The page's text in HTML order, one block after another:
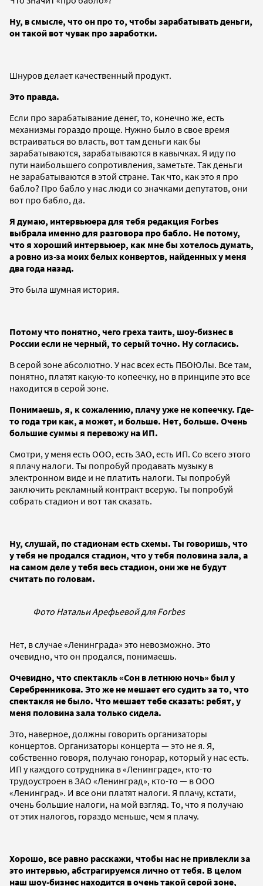
Ну, в смысле, что он про то, чтобы зарабатывать деньги,
он такой вот чувак про заработки.
Шнуров делает качественный продукт.
Это правда.
Если про зарабатывание денег, то, конечно же, есть
механизмы гораздо проще. Нужно было в свое время
встраиваться во власть, вот там деньги как бы
зарабатываются, зарабатываются в кавычках. Я иду по
пути наибольшего сопротивления, заметьте. Так деньги
не зарабатываются в этой стране. Так что, как это я про
бабло? Про бабло у нас люди со значками депутатов, они
вот про бабло, да.
Я думаю, интервьюера для тебя редакция Forbes
выбрала именно для разговора про бабло. Не потому,
что я хороший интервьюер, как мне бы хотелось думать,
а ровно из-за моих белых конвертов, найденных у меня
два года назад.
Это была шумная история.
Потому что понятно, чего греха таить, шоу-бизнес в
России если не черный, то серый точно. Ну согласись.
В серой зоне абсолютно. У нас всех есть ПБОЮЛы. Все там,
понятно, платят какую-то копеечку, но в принципе это все
находится в серой зоне.
Понимаешь, я, к сожалению, плачу уже не копеечку. Где-
то года три как, а может, и больше. Нет, больше. Очень
большие суммы я перевожу на ИП.
Смотри, у меня есть ООО, есть ЗАО, есть ИП. Со всего этого
я плачу налоги. Ты попробуй продавать музыку в
электронном виде и не платить налоги. Ты попробуй
заключить рекламный контракт всерую. Ты попробуй
собрать стадион и вот так сказать.
Ну, слушай, по стадионам есть схемы. Ты говоришь, что
у тебя не продался стадион, что у тебя половина зала, а
на самом деле у тебя весь стадион, они же не будут
считать по головам.
Фото Натальи Арефьевой для Forbes
Нет, в случае «Ленинграда» это невозможно. Это
очевидно, что он продался, понимаешь.
Очевидно, что спектакль «Сон в летнюю ночь» был у
Серебренникова. Это же не мешает его судить за то, что
спектакля не было. Что мешает тебе сказать: ребят, у
меня половина зала только сидела.
Это, наверное, должны говорить организаторы
концертов. Организаторы концерта — это не я. Я,
собственно говоря, получаю гонорар, который у нас есть.
ИП у каждого сотрудника в «Ленинграде», кто-то
трудоустроен в ЗАО «Ленинград», кто-то — в ООО
«Ленинград». И все они платят налоги. Я плачу, кстати,
очень большие налоги, на мой взгляд. То, что я получаю
от этих налогов, гораздо меньше, чем я плачу.
Хорошо, все равно расскажи, чтобы нас не привлекли за
это интервью, абстрагируемся лично от тебя. В целом
наш шоу-бизнес находится в очень такой серой зоне,